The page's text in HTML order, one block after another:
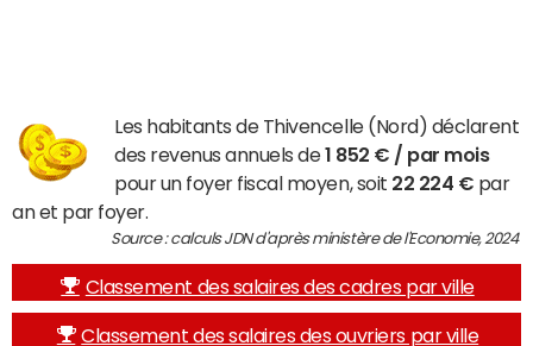
Les habitants de Thivencelle (Nord) déclarent
des revenus annuels de1 852 € / par mois
pour un foyer fiscal moyen, soit 22 224 € par
an et par foyer.
Source : calculs JDN d'après ministère de l'Economie, 2024
Classement des salaires des cadres par ville
Classement des salaires des ouvriers par ville